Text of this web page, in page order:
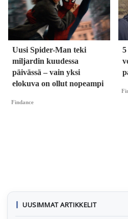
Uusi Spider-Man teki
miljardin kuudessa
päivässä – vain yksi
elokuva on ollut nopeampi
Findance
UUSIMMAT ARTIKKELIT